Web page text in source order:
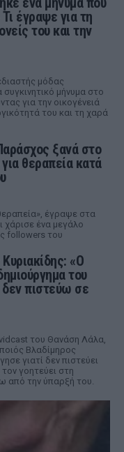
έγραψε για τη
του και την
μόδας
συγκινητικό μήνυμα στο
για την οικογένειά
του και τη χαρά
ξανά στο
θεραπεία κατά
έγραψε στα
χάρισε ένα μεγάλο
followers του
«Ο
του
πιστεύω σε
του Θανάση Λάλα,
Βλαδίμηρος
γιατί δεν πιστεύει
γοητεύει στη
από την ύπαρξή του.